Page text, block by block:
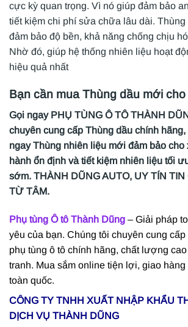
cực kỳ quan trọng. Vì nó giúp đảm bảo
tiết kiệm chi phí sửa chữa lâu dài. Thùng
đảm bảo độ bền, khả năng chống chịu
Nhờ đó, giúp hệ thống nhiên liệu hoạt
hiệu quả nhất
Bạn cần mua Thùng dầu mới
Gọi ngay PHỤ TÙNG Ô TÔ THÀNH
chuyên cung cấp Thùng dầu chính
ngay Thùng nhiên liệu mới đảm bảo cho
hành ổn định và tiết kiệm nhiên liệu tối
sớm. THÀNH DŨNG AUTO, UY TÍN TIN
TỪ TÂM.
Phụ tùng Ô tô Thành Dũng – Giải pháp
yêu của bạn. Chúng tôi chuyên cung
phụ tùng ô tô chính hãng, chất lượng
tranh. Mua sắm online tiện lợi, giao hàng
toàn quốc.
CÔNG TY TNHH XUẤT NHẬP KHẨU
DỊCH VỤ THÀNH DŨNG